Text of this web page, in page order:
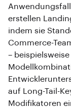
erstellen
indem sie
Commerce-
–
auf Long-Tail-
Modifikatoren